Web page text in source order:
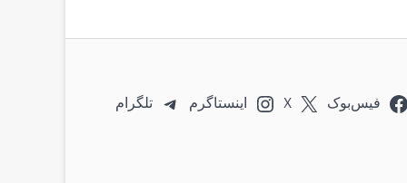
فیس‌بوک X اینستاگرم تلگرام